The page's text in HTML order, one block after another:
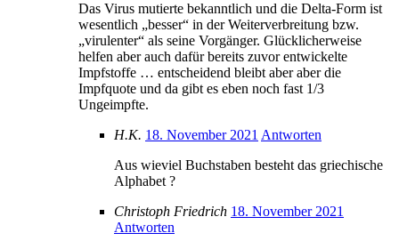
Das Virus mutierte bekanntlich und die Delta-Form ist
wesentlich „besser“ in der Weiterverbreitung bzw.
„virulenter“ als seine Vorgänger. Glücklicherweise
helfen aber auch dafür bereits zuvor entwickelte
Impfstoffe … entscheidend bleibt aber aber die
Impfquote und da gibt es eben noch fast 1/3
Ungeimpfte.
H.K. 18. November 2021 Antworten
Aus wieviel Buchstaben besteht das griechische
Alphabet ?
Christoph Friedrich 18. November 2021
Antworten